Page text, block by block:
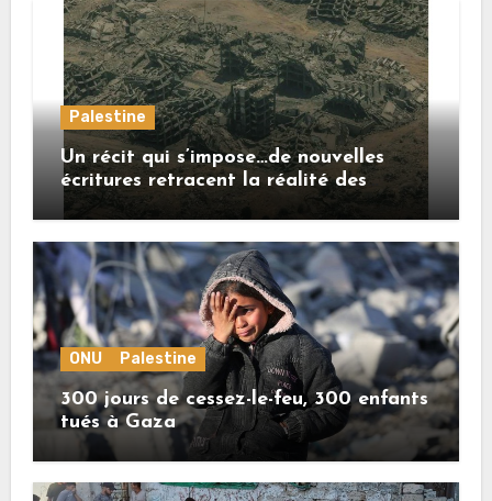
Palestine
Un récit qui s’impose…de nouvelles
écritures retracent la réalité des
crimes sionistes à Gaza
ONU Palestine
300 jours de cessez-le-feu, 300 enfants
tués à Gaza